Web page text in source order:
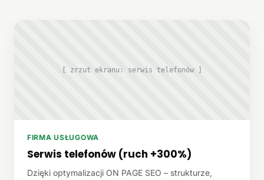
[ zrzut ekranu: serwis telefonów ]
FIRMA USŁUGOWA
Serwis telefonów (ruch +300%)
Dzięki optymalizacji ON PAGE SEO – strukturze,